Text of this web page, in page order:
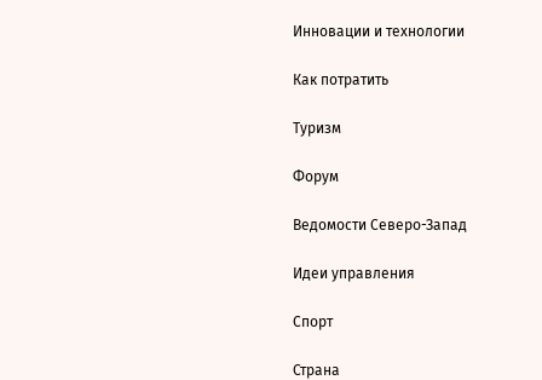
Инновации и технологии
Как потратить
Туризм
Форум
Ведомости Северо-Запад
Идеи управления
Спорт
Страна